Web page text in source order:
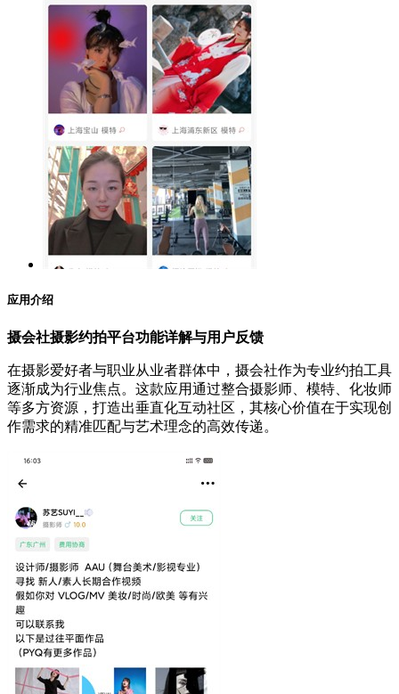
应用介绍
摄会社摄影约拍平台功能详解与用户反馈
在摄影爱好者与职业从业者群体中，摄会社作为专业约拍工具
逐渐成为行业焦点。这款应用通过整合摄影师、模特、化妆师
等多方资源，打造出垂直化互动社区，其核心价值在于实现创
作需求的精准匹配与艺术理念的高效传递。